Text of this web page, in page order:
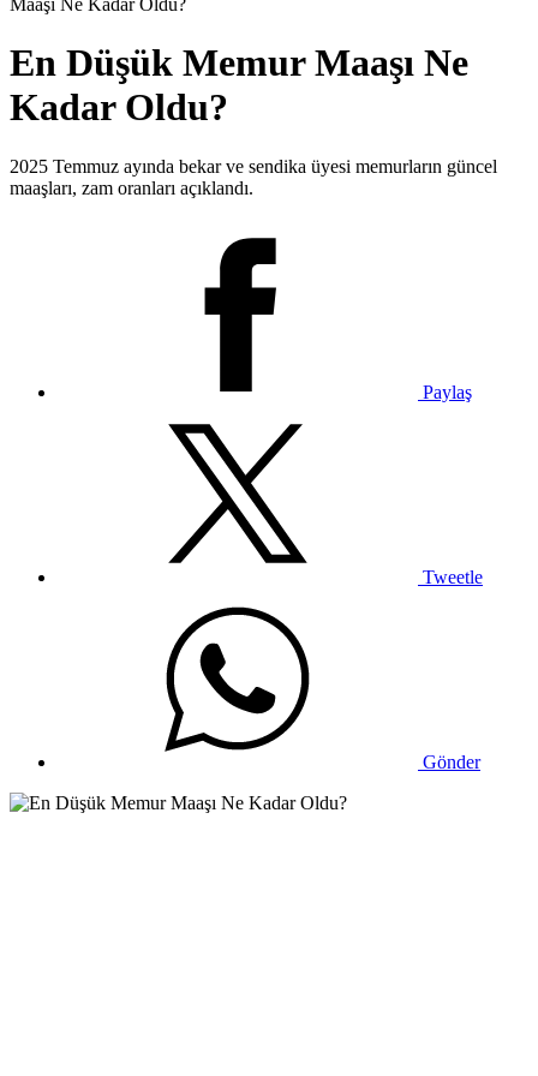
Maaşı Ne Kadar Oldu?
En Düşük Memur Maaşı Ne
Kadar Oldu?
2025 Temmuz ayında bekar ve sendika üyesi memurların güncel
maaşları, zam oranları açıklandı.
Paylaş
Tweetle
Gönder